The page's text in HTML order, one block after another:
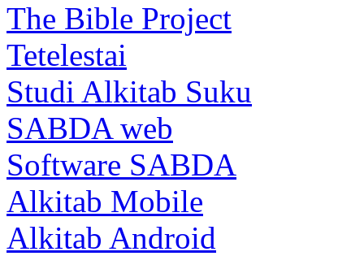
The Bible Project
Tetelestai
Studi Alkitab Suku
SABDA web
Software SABDA
Alkitab Mobile
Alkitab Android